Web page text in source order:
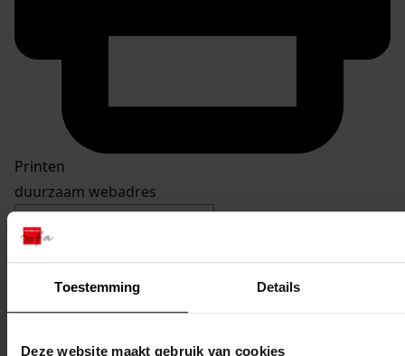
Toestemming Details
Deze website maakt gebruik van cookies
Printen
duurzaam webadres
Inventaris